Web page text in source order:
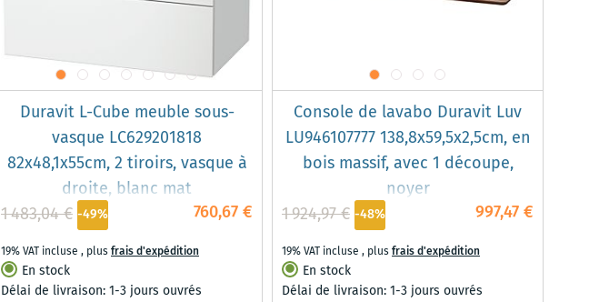
Duravit L-Cube meuble sous-
vasque LC629201818
82x48,1x55cm, 2 tiroirs, vasque à
droite, blanc mat
760,67 €
1 483,04 € -49%
19% VAT incluse , plusfrais d'expédition
En stock
Délai de livraison: 1-3 jours ouvrés
Console de lavabo Duravit Luv
LU946107777 138,8x59,5x2,5cm, en
bois massif, avec 1 découpe,
noyer
997,47 €
1 924,97 € -48%
19% VAT incluse , plusfrais d'expédition
En stock
Délai de livraison: 1-3 jours ouvrés